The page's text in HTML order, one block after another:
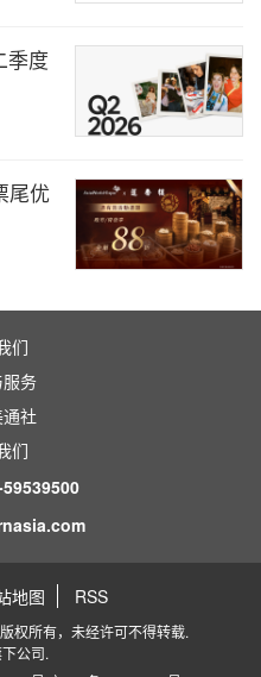
季度
尾优
们
务
社
们
地图 RSS
权所有，未经许可不得转载.
公司.